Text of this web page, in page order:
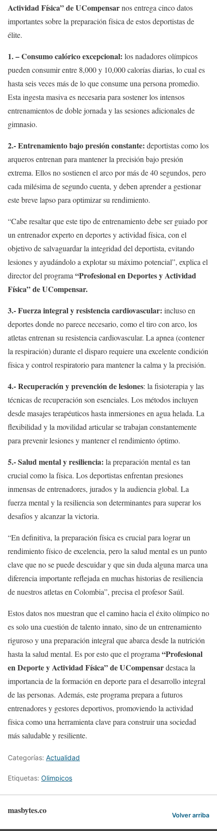
Actividad Física” de UCompensarnos entrega cinco datos
importantes sobre la preparación física de estos deportistas de
élite.
1. – Consumo calórico excepcional: los nadadores olímpicos
pueden consumir entre 8,000 y 10,000 calorías diarias, lo cual es
hasta seis veces más de lo que consume una persona promedio.
Esta ingesta masiva es necesaria para sostener los intensos
entrenamientos de doble jornada y las sesiones adicionales de
gimnasio.
2.- Entrenamiento bajo presión constante: deportistas como los
arqueros entrenan para mantener la precisión bajo presión
extrema. Ellos no sostienen el arco por más de 40 segundos, pero
cada milésima de segundo cuenta, y deben aprender a gestionar
este breve lapso para optimizar su rendimiento.
“Cabe resaltar que este tipo de entrenamiento debe ser guiado por
un entrenador experto en deportes y actividad física, con el
objetivo de salvaguardar la integridad del deportista, evitando
lesiones y ayudándolo a explotar su máximo potencial”, explica el
director del programa “Profesional en Deportes y Actividad
Física” de UCompensar.
3.- Fuerza integral y resistencia cardiovascular: incluso en
deportes donde no parece necesario, como el tiro con arco, los
atletas entrenan su resistencia cardiovascular. La apnea (contener
la respiración) durante el disparo requiere una excelente condición
física y control respiratorio para mantener la calma y la precisión.
4.- Recuperación y prevención de lesiones: la fisioterapia y las
técnicas de recuperación son esenciales. Los métodos incluyen
desde masajes terapéuticos hasta inmersiones en agua helada. La
flexibilidad y la movilidad articular se trabajan constantemente
para prevenir lesiones y mantener el rendimiento óptimo.
5.- Salud mental y resiliencia: la preparación mental es tan
crucial como la física. Los deportistas enfrentan presiones
inmensas de entrenadores, jurados y la audiencia global. La
fuerza mental y la resiliencia son determinantes para superar los
desafíos y alcanzar la victoria.
“En definitiva, la preparación física es crucial para lograr un
rendimiento físico de excelencia, pero la salud mental es un punto
clave que no se puede descuidar y que sin duda alguna marca una
diferencia importante reflejada en muchas historias de resiliencia
de nuestros atletas en Colombia”, precisa el profesor Saúl.
Estos datos nos muestran que el camino hacia el éxito olímpico no
es solo una cuestión de talento innato, sino de un entrenamiento
riguroso y una preparación integral que abarca desde la nutrición
hasta la salud mental. Es por esto que el programa “Profesional
en Deporte y Actividad Física” de UCompensardestaca la
importancia de la formación en deporte para el desarrollo integral
de las personas. Además, este programa prepara a futuros
entrenadores y gestores deportivos, promoviendo la actividad
física como una herramienta clave para construir una sociedad
más saludable y resiliente.
Categorías: Actualidad
Etiquetas: Olimpicos
masbytes.co Volver arriba